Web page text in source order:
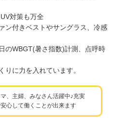
対策も万全
ン付きベストやサングラス、冷感
のWBGT(暑さ指数)計測、点呼時
りに力を入れています。
、主婦、みなさん活躍中♪充実
心して働くことが出来ます